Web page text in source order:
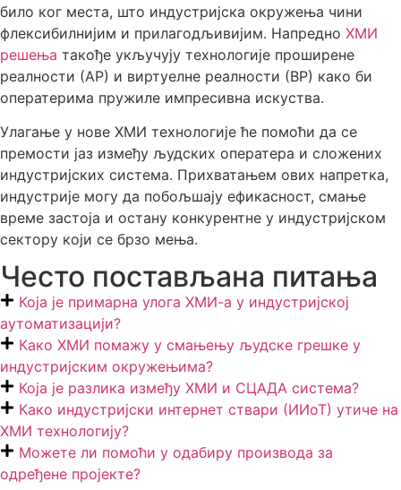
било ког места, што индустријска окружења чини
флексибилнијим и прилагодљивијим. Напредно ХМИ
решења такође укључују технологије проширене
реалности (АР) и виртуелне реалности (ВР) како би
оператерима пружиле импресивна искуства.
Улагање у нове ХМИ технологије ће помоћи да се
премости јаз између људских оператера и сложених
индустријских система. Прихватањем ових напретка,
индустрије могу да побољшају ефикасност, смање
време застоја и остану конкурентне у индустријском
сектору који се брзо мења.
Често постављана питања
Која је примарна улога ХМИ-а у индустријској
аутоматизацији?
Како ХМИ помажу у смањењу људске грешке у
индустријским окружењима?
Која је разлика између ХМИ и СЦАДА система?
Како индустријски интернет ствари (ИИоТ) утиче на
ХМИ технологију?
Можете ли помоћи у одабиру производа за
одређене пројекте?